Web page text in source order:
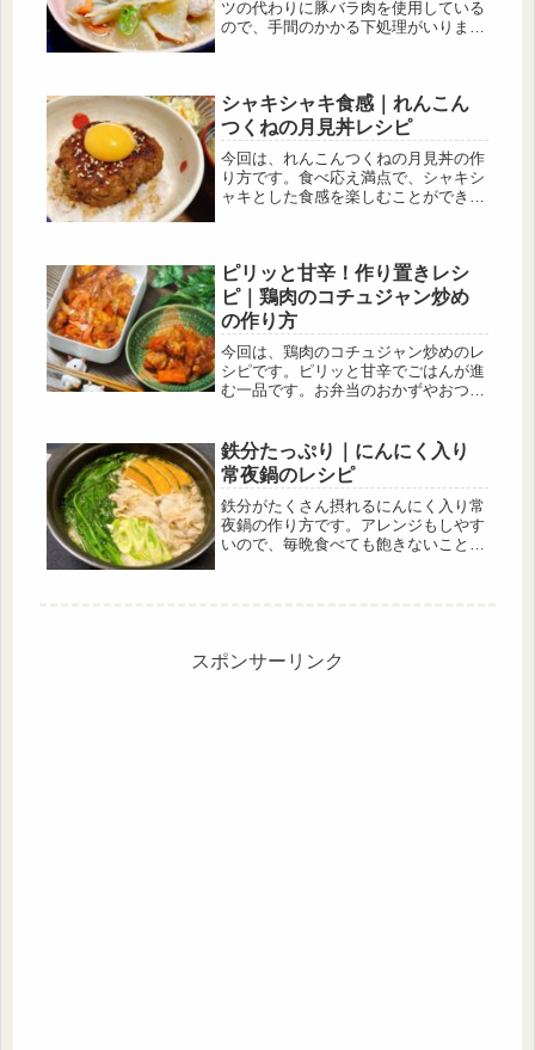
ツの代わりに豚バラ肉を使用している
ので、手間のかかる下処理がいりませ
お好きなお肉で作ってみて下さい。
シャキシャキ食感｜れんこん
つくねの月見丼レシピ
今回は、れんこんつくねの月見丼の作
り方です。食べ応え満点で、シャキシ
ャキとした食感を楽しむことができま
ひ作ってみて下さい♪
ピリッと甘辛！作り置きレシ
ピ｜鶏肉のコチュジャン炒め
の作り方
今回は、鶏肉のコチュジャン炒めのレ
シピです。ピリッと甘辛でごはんが進
む一品です。お弁当のおかずやおつま
を作りたい方、辛いものが好きな方等
にこのレシピをオススメします。
鉄分たっぷり｜にんにく入り
常夜鍋のレシピ
鉄分がたくさん摂れるにんにく入り常
夜鍋の作り方です。アレンジもしやす
いので、毎晩食べても飽きないことか
すい状態になります。
スポンサーリンク